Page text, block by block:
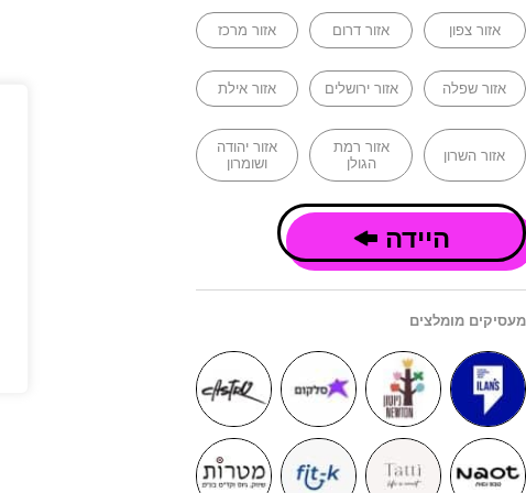
אזור צפון אזור דרום אזור מרכז
אזור שפלה אזור ירושלים אזור אילת
אזור השרון
אזור רמת
הגולן
אזור יהודה
ושומרון
היידה
מעסיקים מומלצים